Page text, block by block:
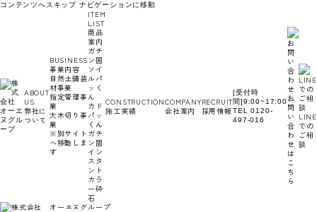
コンテンツへスキップ ナビゲーションに移動
ABOUT
US
弊社に
ついて
BUSINESS
事業内容
自然土舗装
材事業
指定管理事
業
大木切り事
業
※別サイト
へ移動しま
す
ITEM
LIST
商品
案内
ガチ
ン固
ソイ
ルパ
ッく
ん
カド
パッ
くん
ガチ
ン固
イン
スタ
ント
カラ
ー砕
石
CONSTRUCTION
施工実績
COMPANY
会社案内
RECRUIT
採用情報
[受付時
間]9:00~17:00
TEL 0120-
497-016
お
問
い
合
わ
せ
は
こ
ち
ら
LINE
での
ご相
談